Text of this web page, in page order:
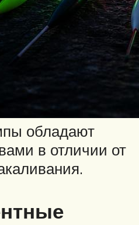
обладают
в отличии от